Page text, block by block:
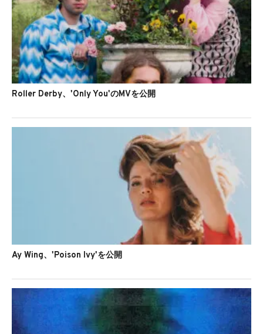
Roller Derby、'Only You'のMVを公開
Ay Wing、'Poison Ivy'を公開